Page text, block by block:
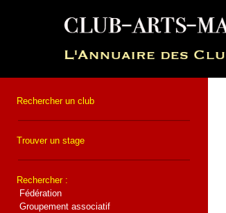
Rechercher un club
Trouver un stage
Rechercher :
Fédération
Groupement associatif